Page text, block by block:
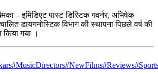
– इमिडिएट पास्ट डिस्टिक गवर्नर, अभिषेक
डायगनोस्टिक विभाग की स्थापना पिछले वर्ष की
गया ।
#MusicDirectors#NewFilms#Reviews